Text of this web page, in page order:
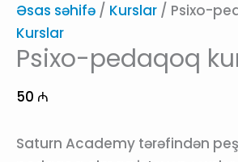
Əsas səhifə / Kurslar / Psixo-
Kurslar
Psixo-pedaqoq
50 ₼
Saturn Academy tərəfindən